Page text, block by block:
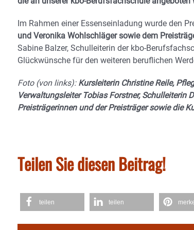
Im Rahmen einer Essenseinladung wurde den
und Veronika Wohlschläger sowie dem
Sabine Balzer, Schulleiterin der kbo-
Glückwünsche für den weiteren beruflichen
Foto (von links): Kursleiterin Christine Reile,
Verwaltungsleiter Tobias Forstner, Schulleiterin
Preisträgerinnen und der Preisträger sowie die
Teilen Sie diesen Beitrag!
teilen teilen